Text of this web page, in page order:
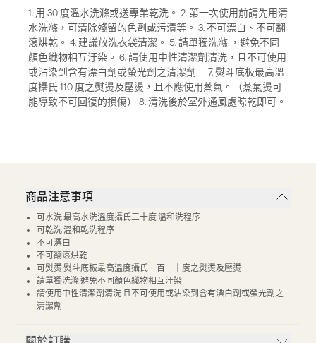
1. 用 30 度溫水洗滌或送專業乾洗。 2. 第一次使用前請先用清
水洗滌，可清除殘留的色劑或污漬等。 3. 不可漂白、不可翻
滾烘乾。 4. 建議放洗衣袋清潔。 5. 請單獨洗滌 ，避免不同
顏色織物相互汙染。 6. 請使用中性清潔劑清洗，且不可使用
或沾染到含有漂白劑或螢光劑之清潔劑。 7. 熨斗底板最高溫
度攝氏 110 度之熨燙及壓燙，且不應使用蒸氣。（蒸氣燙可
能導致不可回復的損傷） 8. 清洗後於室外通風處晾乾即可。
商品注意事項
可水洗 最高水洗溫度攝氏三十度 溫和洗程序
可乾洗 溫和乾洗程序
不可漂白
不可翻滾烘乾
可熨燙 熨斗底板最高溫度攝氏一百一十度之熨燙及壓燙
請單獨洗滌 避免不同顏色織物相互汙染
請使用中性清潔劑清洗 且不可使用或沾染到含有漂白劑或螢光劑之
清潔劑